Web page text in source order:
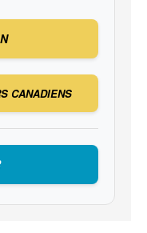
CANADIENS